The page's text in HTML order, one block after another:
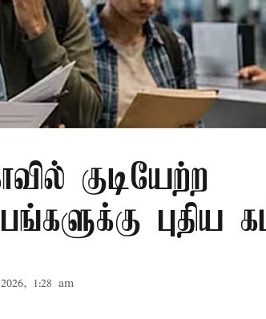
குடியேற்ற
புதிய
1:28 am